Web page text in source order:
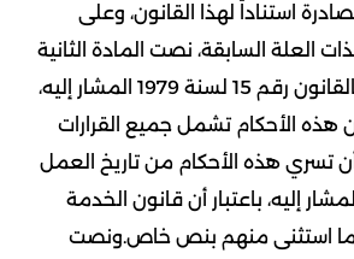
استناداً لهذا القانون، وعلى
العلة السابقة، نصت المادة الثانية
من مشروع المرسوم بقانون المعروض وبإفصاح جهير، على سريان أحكام المرسوم بالقانون رقم 15 لسنة 1979 المشار إليه،
هذه الأحكام تشمل جميع القرارات
تسري هذه الأحكام من تاريخ العمل
بأحكام هذا المرسوم بقانون وحتى إعادة العمل بأحكام القانون رقم 12 لسنة 1963 المشار إليه، باعتبار أن قانون الخدمة
ما استثنى منهم بنص خاص.ونصت